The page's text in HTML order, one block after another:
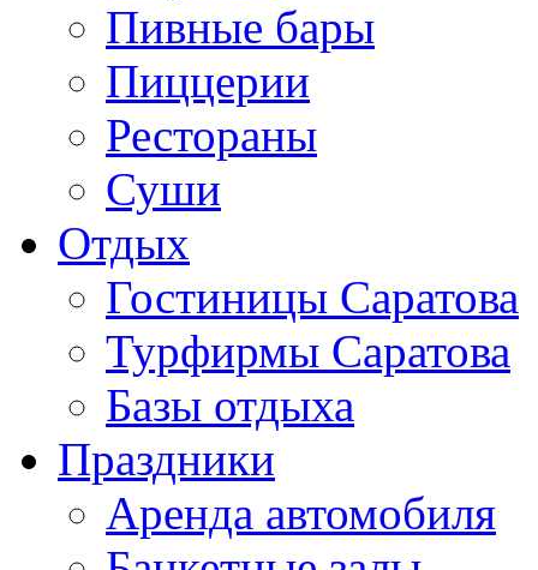
Пивные бары
Пиццерии
Рестораны
Суши
Отдых
Гостиницы Саратова
Турфирмы Саратова
Базы отдыха
Праздники
Аренда автомобиля